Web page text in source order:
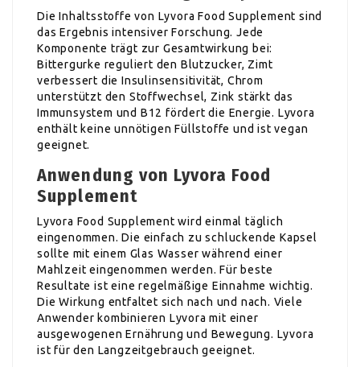
Die Inhaltsstoffe von Lyvora Food Supplement sind
das Ergebnis intensiver Forschung. Jede
Komponente trägt zur Gesamtwirkung bei:
Bittergurke reguliert den Blutzucker, Zimt
verbessert die Insulinsensitivität, Chrom
unterstützt den Stoffwechsel, Zink stärkt das
Immunsystem und B12 fördert die Energie. Lyvora
enthält keine unnötigen Füllstoffe und ist vegan
geeignet.
Anwendung von Lyvora Food
Supplement
Lyvora Food Supplement wird einmal täglich
eingenommen. Die einfach zu schluckende Kapsel
sollte mit einem Glas Wasser während einer
Mahlzeit eingenommen werden. Für beste
Resultate ist eine regelmäßige Einnahme wichtig.
Die Wirkung entfaltet sich nach und nach. Viele
Anwender kombinieren Lyvora mit einer
ausgewogenen Ernährung und Bewegung. Lyvora
ist für den Langzeitgebrauch geeignet.